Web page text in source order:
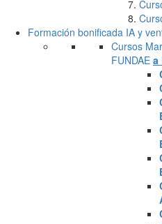
Formación bonificada IA y
Cursos
FUNDAE a